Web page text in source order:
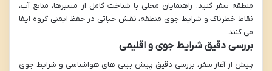
منطقه سفر کنید. راهنمایان محلی با شناخت کامل از مسیرها، منابع آب،
نقاط خطرناک و شرایط جوی منطقه، نقش حیاتی در حفظ ایمنی گروه ایفا
می کنند.
بررسی دقیق شرایط جوی و اقلیمی
پیش از آغاز سفر، بررسی دقیق پیش بینی های هواشناسی و شرایط جوی